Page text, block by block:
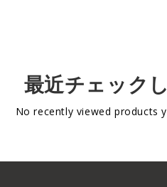
最近チェック
No recently viewed products